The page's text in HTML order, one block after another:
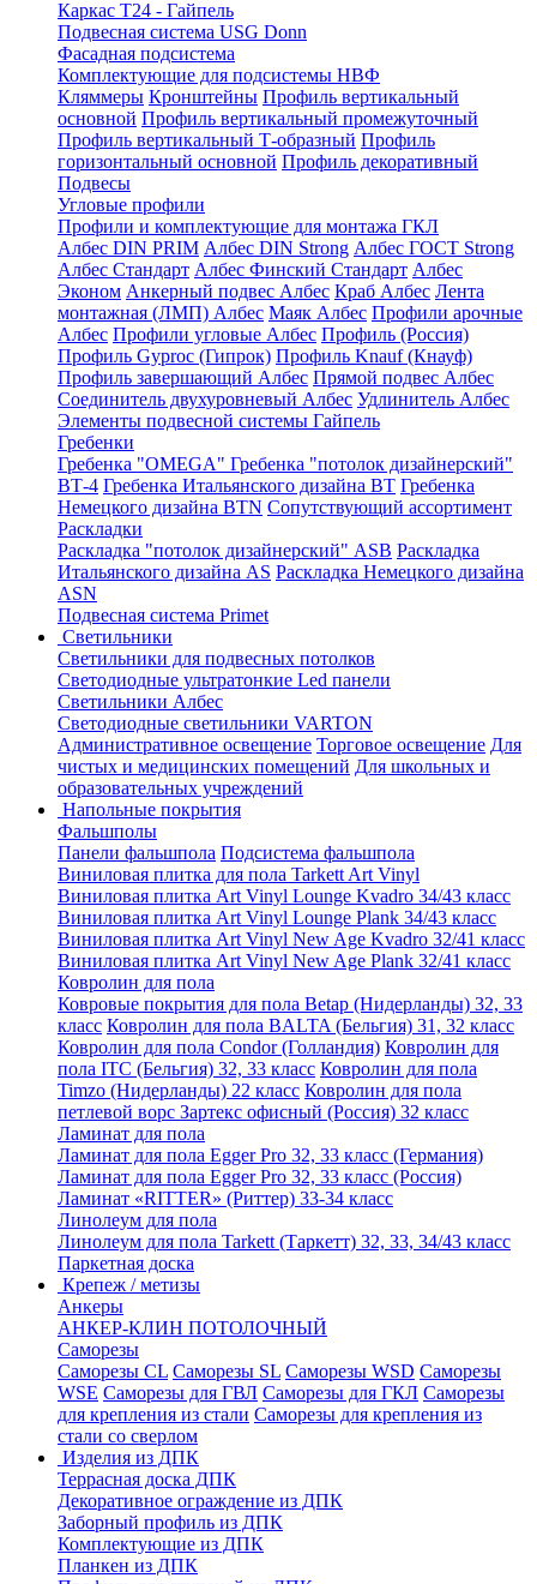
Каркас Т24 - Гайпель
Подвесная система USG Donn
Фасадная подсистема
Комплектующие для подсистемы НВФ
Кляммеры Кронштейны Профиль вертикальный
основной Профиль вертикальный промежуточный
Профиль вертикальный Т-образный Профиль
горизонтальный основной Профиль декоративный
Подвесы
Угловые профили
Профили и комплектующие для монтажа ГКЛ
Албес DIN PRIM Албес DIN Strong Албес ГОСТ Strong
Албес Стандарт Албес Финский Стандарт Албес
Эконом Анкерный подвес Албес Краб Албес Лента
монтажная (ЛМП) Албес Маяк Албес Профили арочные
Албес Профили угловые Албес Профиль (Россия)
Профиль Gyproc (Гипрок) Профиль Knauf (Кнауф)
Профиль завершающий Албес Прямой подвес Албес
Соединитель двухуровневый Албес Удлинитель Албес
Элементы подвесной системы Гайпель
Гребенки
Гребенка "OMEGA" Гребенка "потолок дизайнерский"
ВТ-4 Гребенка Итальянского дизайна BT Гребенка
Немецкого дизайна ВТN Сопутствующий ассортимент
Раскладки
Раскладка "потолок дизайнерский" ASB Раскладка
Итальянского дизайна AS Раскладка Немецкого дизайна
АSN
Подвесная система Primet
Светильники
Светильники для подвесных потолков
Светодиодные ультратонкие Led панели
Светильники Албес
Светодиодные светильники VARTON
Административное освещение Торговое освещение Для
чистых и медицинских помещений Для школьных и
образовательных учреждений
Напольные покрытия
Фальшполы
Панели фальшпола Подсистема фальшпола
Виниловая плитка для пола Tarkett Art Vinyl
Виниловая плитка Art Vinyl Lounge Kvadro 34/43 класс
Виниловая плитка Art Vinyl Lounge Plank 34/43 класс
Виниловая плитка Art Vinyl New Age Kvadro 32/41 класс
Виниловая плитка Art Vinyl New Age Plank 32/41 класс
Ковролин для пола
Ковровые покрытия для пола Betap (Нидерланды) 32, 33
класс Ковролин для пола BALTA (Бельгия) 31, 32 класс
Ковролин для пола Condor (Голландия) Ковролин для
пола ITC (Бельгия) 32, 33 класс Ковролин для пола
Timzo (Нидерланды) 22 класс Ковролин для пола
петлевой ворс Зартекс офисный (Россия) 32 класс
Ламинат для пола
Ламинат для пола Egger Pro 32, 33 класс (Германия)
Ламинат для пола Egger Pro 32, 33 класс (Россия)
Ламинат «RITTER» (Риттер) 33-34 класс
Линолеум для пола
Линолеум для пола Tarkett (Таркетт) 32, 33, 34/43 класс
Паркетная доска
Крепеж / метизы
Анкеры
АНКЕР-КЛИН ПОТОЛОЧНЫЙ
Саморезы
Саморезы CL Саморезы SL Саморезы WSD Саморезы
WSE Саморезы для ГВЛ Саморезы для ГКЛ Саморезы
для крепления из стали Саморезы для крепления из
стали со сверлом
Изделия из ДПК
Террасная доска ДПК
Декоративное ограждение из ДПК
Заборный профиль из ДПК
Комплектующие из ДПК
Планкен из ДПК